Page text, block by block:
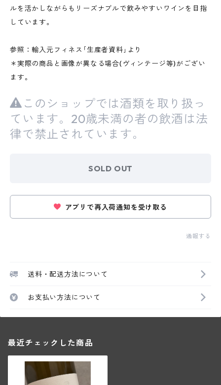
ルを活かしながらもリーズナブルで飲みやすいワインを目指
しています。
参照：輸入元フィネス｢生産者資料｣より
＊実際の商品と画像が異なる場合(ヴィンテージ等)がござい
ます。
このショップでは酒類を取り扱っ
ています。20歳未満の者の飲酒は法
律で禁止されています。
SOLD OUT
アプリで再入荷通知を受け取る
通報する
送料・配送方法について
お支払い方法について
最近チェックした商品